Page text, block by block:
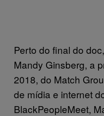
Perto do final do
Mandy Ginsberg, a
2018, do Match
de mídia e internet
BlackPeopleMeet,